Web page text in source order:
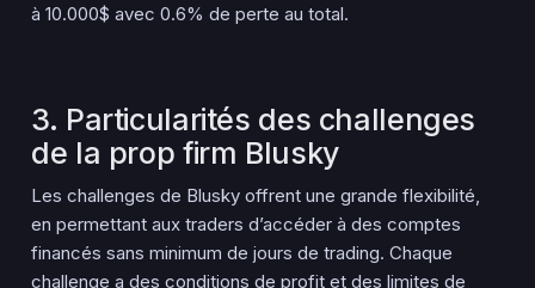
à 10.000$ avec 0.6% de perte au total.
3. Particularités des challenges
de la prop firm Blusky
Les challenges de Blusky offrent une grande flexibilité,
en permettant aux traders d’accéder à des comptes
financés sans minimum de jours de trading. Chaque
challenge a des conditions de profit et des limites de